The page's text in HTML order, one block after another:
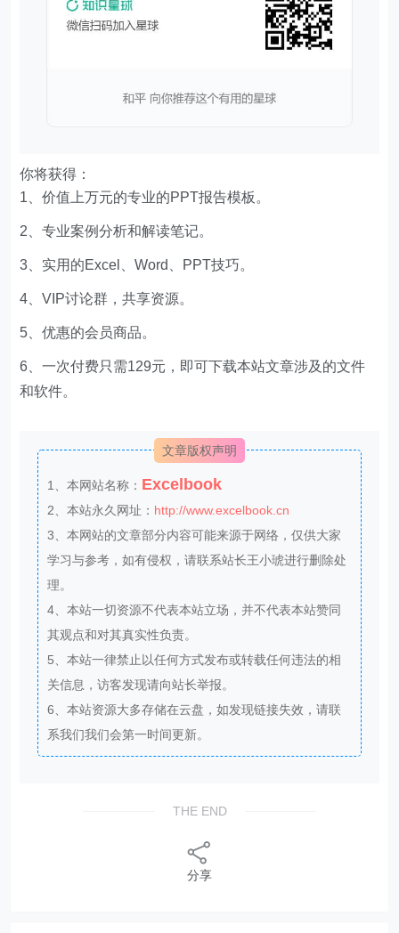
你将获得：
1、价值上万元的专业的PPT报告模板。
2、专业案例分析和解读笔记。
3、实用的Excel、Word、PPT技巧。
4、VIP讨论群，共享资源。
5、优惠的会员商品。
6、一次付费只需129元，即可下载本站文章涉及的文件
和软件。
文章版权声明
1、本网站名称： Excelbook
2、本站永久网址： http://www.excelbook.cn
3、本网站的文章部分内容可能来源于网络，仅供大家
学习与参考，如有侵权，请联系站长王小琥进行删除处
理。
4、本站一切资源不代表本站立场，并不代表本站赞同
其观点和对其真实性负责。
5、本站一律禁止以任何方式发布或转载任何违法的相
关信息，访客发现请向站长举报。
6、本站资源大多存储在云盘，如发现链接失效，请联
系我们我们会第一时间更新。
THE END
分享